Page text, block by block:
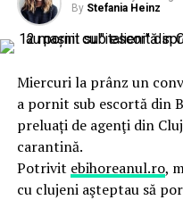
By Stefania Heinz
Miercuri la prânz un
a pornit sub escortă din
preluați de agenţi din
carantină.
Potrivit ebihoreanul.ro,
cu clujeni aşteptau să